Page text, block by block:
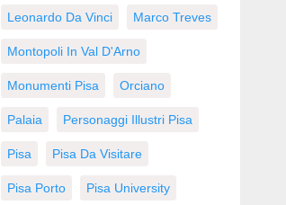
Leonardo Da Vinci Marco Treves
Montopoli In Val D'Arno
Monumenti Pisa Orciano
Palaia Personaggi Illustri Pisa
Pisa Pisa Da Visitare
Pisa Porto Pisa University